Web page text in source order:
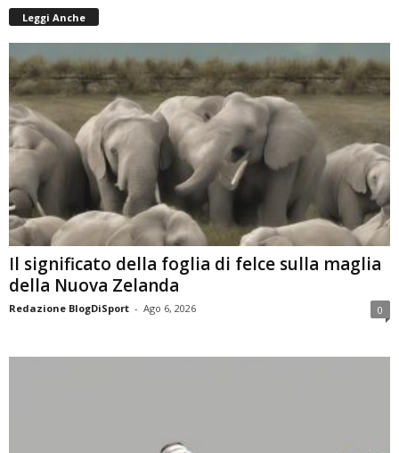
Leggi Anche
Il significato della foglia di felce sulla maglia
della Nuova Zelanda
Redazione BlogDiSport - Ago 6, 2026 0